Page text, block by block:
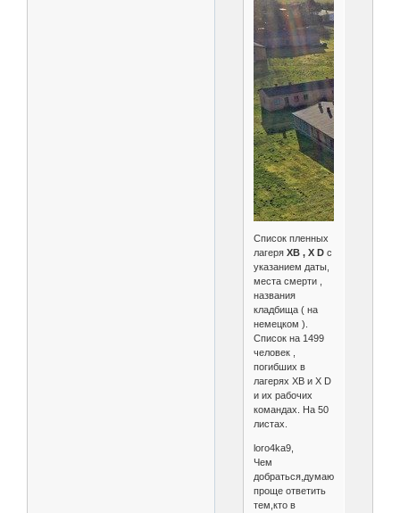
Список пленных
лагеря XB , X Dс
указанием даты,
места смерти ,
названия
кладбища ( на
немецком ).
Список на 1499
человек ,
погибших в
лагерях XB и X D
и их рабочих
командах. На 50
листах.
loro4ka9,
Чем
добраться,думаю
проще ответить
тем,кто в